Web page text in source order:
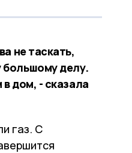
не таскать,
большому делу.
дом, - сказала
газ. С